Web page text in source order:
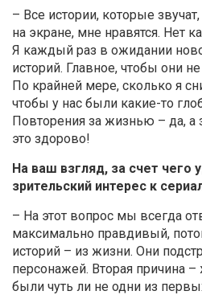
– Все истории, которые
на экране, мне нравятся. Нет
Я каждый раз в ожидании
историй. Главное, чтобы они
По крайней мере, сколько я
чтобы у нас были какие-то
Повторения за жизнью – да, а
это здорово!
На ваш взгляд, за счет чего
зрительский интерес к
– На этот вопрос мы всегда
максимально правдивый,
историй – из жизни. Они
персонажей. Вторая причина
были чуть ли не одни из